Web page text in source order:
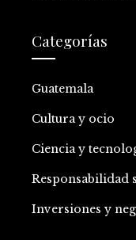
Categorías
Guatemala
Cultura y ocio
Ciencia y
Responsabilidad
Inversiones y